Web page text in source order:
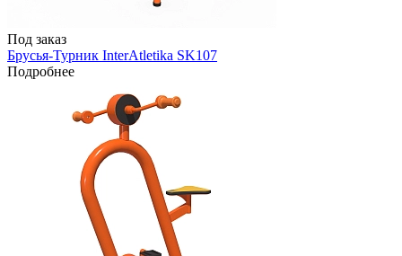
Под заказ
Брусья-Турник InterAtletika SK107
Подробнее